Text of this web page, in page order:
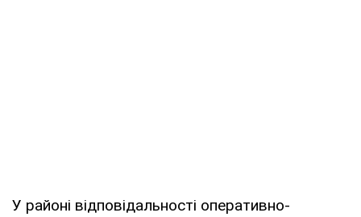
У районі відповідальності оперативно-